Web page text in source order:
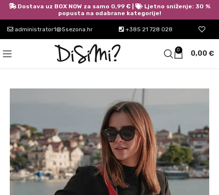
administrator1@5sezona.hr +385 21 728 028
0 0,00 €
Dostava uz BOX NOW za samo 0,99 € |
Ljetno sniženje: 30 %
popusta na odabrane kategorije!